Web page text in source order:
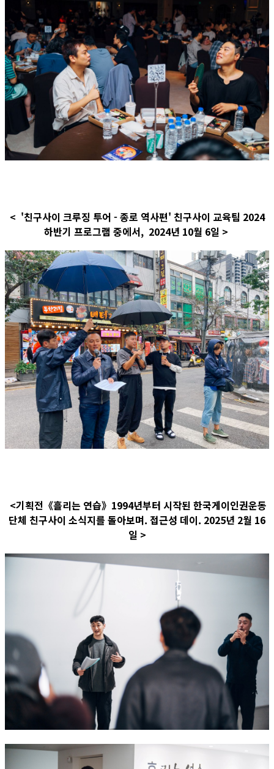
< '친구사이 크루징 투어 - 종로 역사편' 친구사이 교육팀 2024
하반기 프로그램 중에서, 2024년 10월 6일 >
<기획전《흘리는 연습》1994년부터 시작된 한국게이인권운동
단체 친구사이 소식지를 돌아보며. 접근성 데이. 2025년 2월 16
일 >